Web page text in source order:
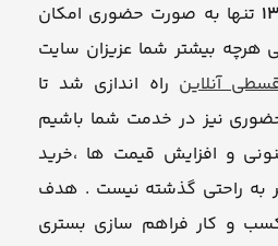
تنها به صورت حضوری امکان
هرچه بیشتر شما عزیزان سایت
آنلاین راه اندازی شد تا
نیز در خدمت شما باشیم
و افزایش قیمت ها ،خرید
به راحتی گذشته نیست . هدف
کسب و کار فراهم سازی بستری